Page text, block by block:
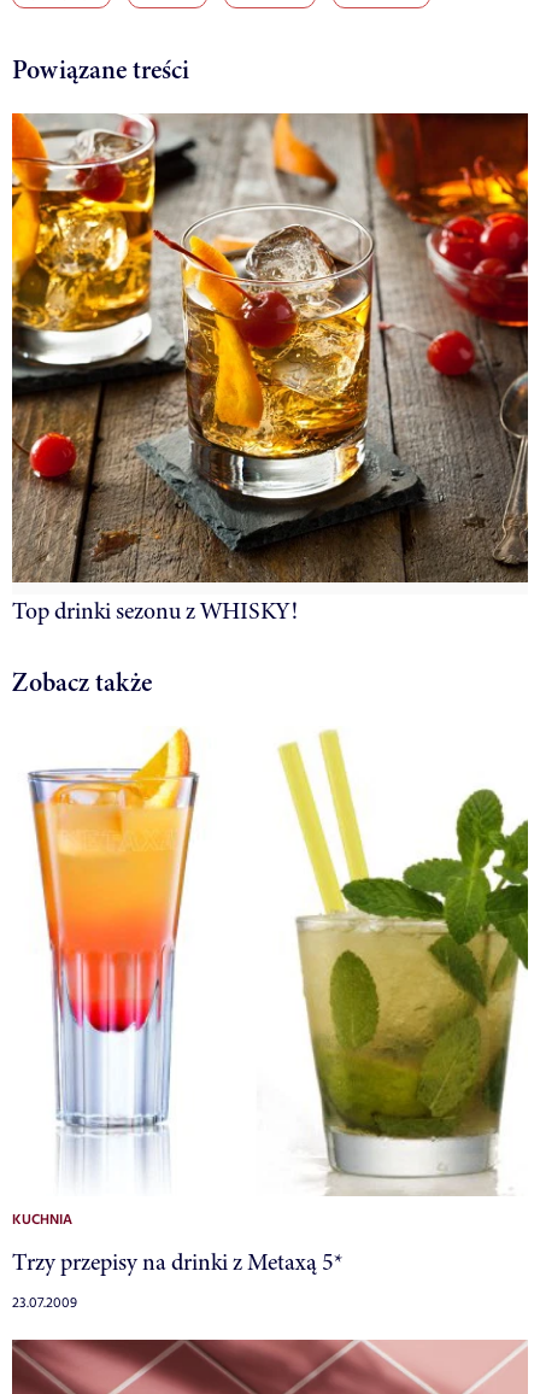
Powiązane treści
Top drinki sezonu z WHISKY!
Zobacz także
KUCHNIA
Trzy przepisy na drinki z Metaxą 5*
23.07.2009